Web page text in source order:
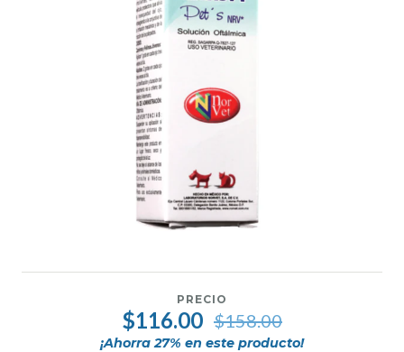
PRECIO
$116.00 $158.00
¡Ahorra 27% en este producto!